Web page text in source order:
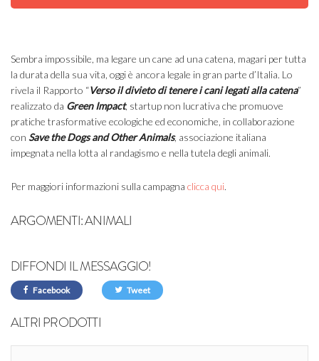
Sembra impossibile, ma legare un cane ad una catena, magari per tutta
la durata della sua vita, oggi è ancora legale in gran parte d’Italia. Lo
rivela il Rapporto “Verso il divieto di tenere i cani legati alla catena”
realizzato da Green Impact, startup non lucrativa che promuove
pratiche trasformative ecologiche ed economiche, in collaborazione
con Save the Dogs and Other Animals, associazione italiana
impegnata nella lotta al randagismo e nella tutela degli animali.
Per maggiori informazioni sulla campagna clicca qui.
ARGOMENTI:ANIMALI
DIFFONDI IL MESSAGGIO!
Facebook Tweet
ALTRI PRODOTTI